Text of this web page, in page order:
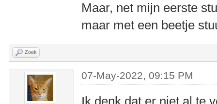
Maar, net mijn eerste
maar met een beetje
Zoek
07-May-2022, 09:15 PM
Ik denk dat er niet al te